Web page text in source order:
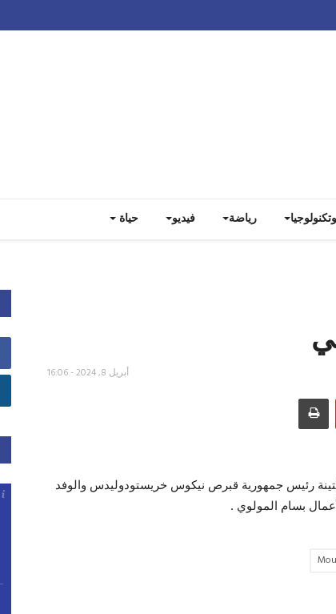
رياضة فيديو حياة
أبريل 8, 2024 - 16:06
رئيس جمهورية قبرص نيكوس خريستودوليدس والوفد
بسام المولوي .